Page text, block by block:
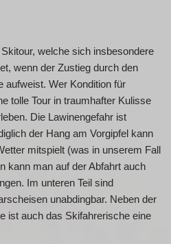
welche sich insbesondere
wenn der Zustieg durch den
aufweist. Wer Kondition für
tolle Tour in traumhafter Kulisse
Die Lawinengefahr ist
der Hang am Vorgipfel kann
mitspielt (was in unserem Fall
kann man auf der Abfahrt auch
Im unteren Teil sind
unabdingbar. Neben der
ist auch das Skifahrerische eine